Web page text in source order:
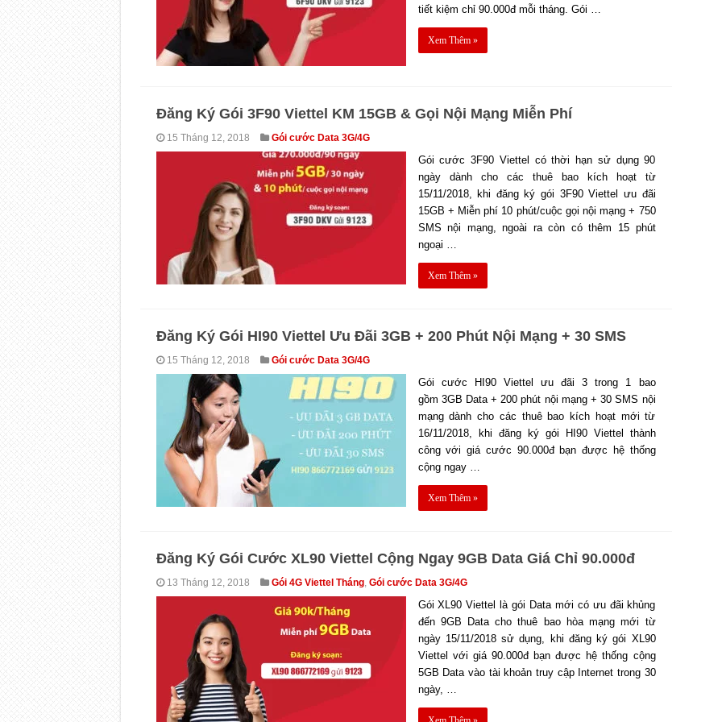
tiết kiệm chỉ 90.000đ mỗi tháng. Gói …
Xem Thêm »
Đăng Ký Gói 3F90 Viettel KM 15GB & Gọi Nội Mạng Miễn Phí
15 Tháng 12, 2018 Gói cước Data 3G/4G
Gói cước 3F90 Viettel có thời hạn sử dụng 90
ngày dành cho các thuê bao kích hoạt từ
15/11/2018, khi đăng ký gói 3F90 Viettel ưu đãi
15GB + Miễn phí 10 phút/cuộc gọi nội mạng + 750
SMS nội mạng, ngoài ra còn có thêm 15 phút
ngoại …
Xem Thêm »
Đăng Ký Gói HI90 Viettel Ưu Đãi 3GB + 200 Phút Nội Mạng + 30 SMS
15 Tháng 12, 2018 Gói cước Data 3G/4G
Gói cước HI90 Viettel ưu đãi 3 trong 1 bao
gồm 3GB Data + 200 phút nội mạng + 30 SMS nội
mạng dành cho các thuê bao kích hoạt mới từ
16/11/2018, khi đăng ký gói HI90 Viettel thành
công với giá cước 90.000đ bạn được hệ thống
cộng ngay …
Xem Thêm »
Đăng Ký Gói Cước XL90 Viettel Cộng Ngay 9GB Data Giá Chỉ 90.000đ
13 Tháng 12, 2018 Gói 4G Viettel Tháng, Gói cước Data 3G/4G
Gói XL90 Viettel là gói Data mới có ưu đãi khủng
đến 9GB Data cho thuê bao hòa mạng mới từ
ngày 15/11/2018 sử dụng, khi đăng ký gói XL90
Viettel với giá 90.000đ bạn được hệ thống cộng
5GB Data vào tài khoản truy cập Internet trong 30
ngày, …